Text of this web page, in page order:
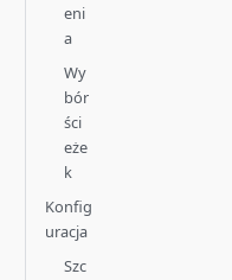
eni
a
Wy
bór
ści
eże
k
Konfig
uracja
Szc